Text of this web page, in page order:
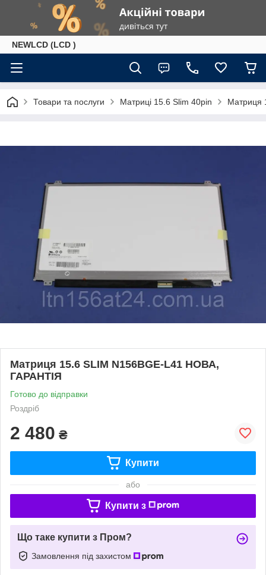
NEWLCD (LCD )
Товари та послуги Матриці 15.6 Slim 40pin Матриця
Матриця 15.6 SLIM N156BGE-L41 НОВА,
ГАРАНТІЯ
Готово до відправки
Роздріб
2 480 ₴
Купити
або
Купити з
Що таке купити з Пром?
Замовлення під захистом